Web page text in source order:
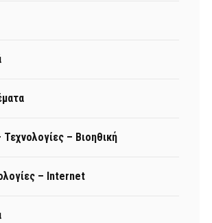
Τεχνολογίες – Βιοηθική
– Internet